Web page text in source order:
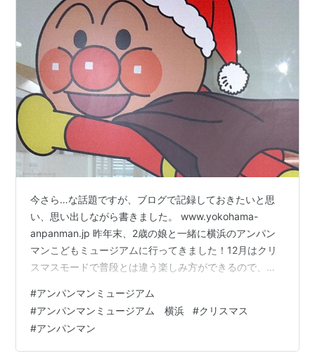
今さら…な話題ですが、ブログで記録しておきたいと思
い、思い出しながら書きました。 www.yokohama-
anpanman.jp 昨年末、2歳の娘と一緒に横浜のアンパン
マンこどもミュージアムに行ってきました！12月はクリ
スマスモードで普段とは違う楽しみ方ができるので、娘
も娘も初めてのアンパンマンミュージアムです。2歳くら
いの子はたいていアンパンマン好きですが、娘も多分に
漏れずアンパンマンが大好きです。ミュージアムの中で
は大喜びで遊び回り、終始ニコニコでした。滞在時間5時
#アンパンマンミュージアム
#アンパンマンミュージアム 横浜 #クリスマス
#アンパンマン